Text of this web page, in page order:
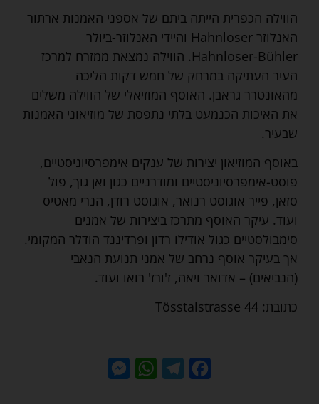
הווילה הכפרית הייתה ביתם של אספני האמנות ארתור
האנלוזר Hahnloser והיידי האנלוזר-ביולר
Hahnloser-Bühler. הווילה נמצאת ממזרח למרכז
העיר העתיקה במרחק של חמש דקות הליכה
מהאונטרר גראבן. האוסף המוזיאלי של הווילה משלים
את האיכות הכנמעט בלתי נתפסת של מוזיאוני האמנות
שבעיר.
באוסף המוזיאון יצירות של ענקים אימפרסיוניסטיים,
פוסט-אימפרסיוניסטיים ומודרניים כגון ואן גוך, פול
סזאן, פייר אוגוסט רנואר, אוגוסט רודן, הנרי מאטיס
ועוד. עיקר האוסף מתרכז ביצירות של אמנים
סימבולסטיים כגול אודילו רדון ופרדיננד הודלר המקומי.
אך בעיקר אוסף נרחב של אמני תנועת הנאבי
(הנביאים) – אדואר ויאה, ז'ורז' רואו ועוד.
כתובת: Tösstalstrasse 44
Facebook
Telegram
WhatsApp
Messenger